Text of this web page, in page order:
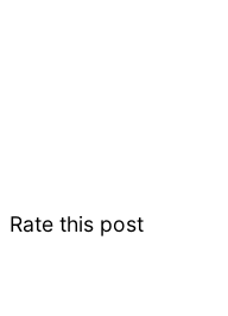
Rate this post